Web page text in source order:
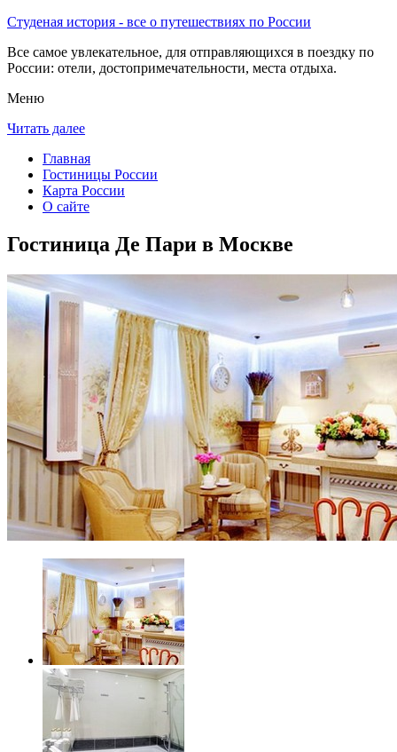
Студеная история - все о путешествиях по России
Все самое увлекательное, для отправляющихся в поездку по
России: отели, достопримечательности, места отдыха.
Меню
Читать далее
Главная
Гостиницы России
Карта России
О сайте
Гостиница Де Пари в Москве